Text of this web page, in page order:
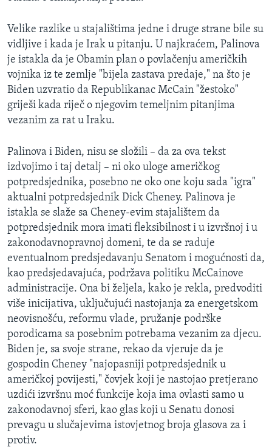
Velike razlike u stajalištima jedne i druge strane bile su
vidljive i kada je Irak u pitanju. U najkraćem, Palinova
je istakla da je Obamin plan o povlačenju američkih
vojnika iz te zemlje "bijela zastava predaje," na što je
Biden uzvratio da Republikanac McCain "žestoko"
griješi kada riječ o njegovim temeljnim pitanjima
vezanim za rat u Iraku.
Palinova i Biden, nisu se složili – da za ova tekst
izdvojimo i taj detalj – ni oko uloge američkog
potpredsjednika, posebno ne oko one koju sada "igra"
aktualni potpredsjednik Dick Cheney. Palinova je
istakla se slaže sa Cheney-evim stajalištem da
potpredsjednik mora imati fleksibilnost i u izvršnoj i u
zakonodavnopravnoj domeni, te da se raduje
eventualnom predsjedavanju Senatom i mogućnosti da,
kao predsjedavajuća, podržava politiku McCainove
administracije. Ona bi željela, kako je rekla, predvoditi
više inicijativa, uključujući nastojanja za energetskom
neovisnošću, reformu vlade, pružanje podrške
porodicama sa posebnim potrebama vezanim za djecu.
Biden je, sa svoje strane, rekao da vjeruje da je
gospodin Cheney "najopasniji potpredsjednik u
američkoj povijesti," čovjek koji je nastojao pretjerano
uzdići izvršnu moć funkcije koja ima ovlasti samo u
zakonodavnoj sferi, kao glas koji u Senatu donosi
prevagu u slučajevima istovjetnog broja glasova za i
protiv.